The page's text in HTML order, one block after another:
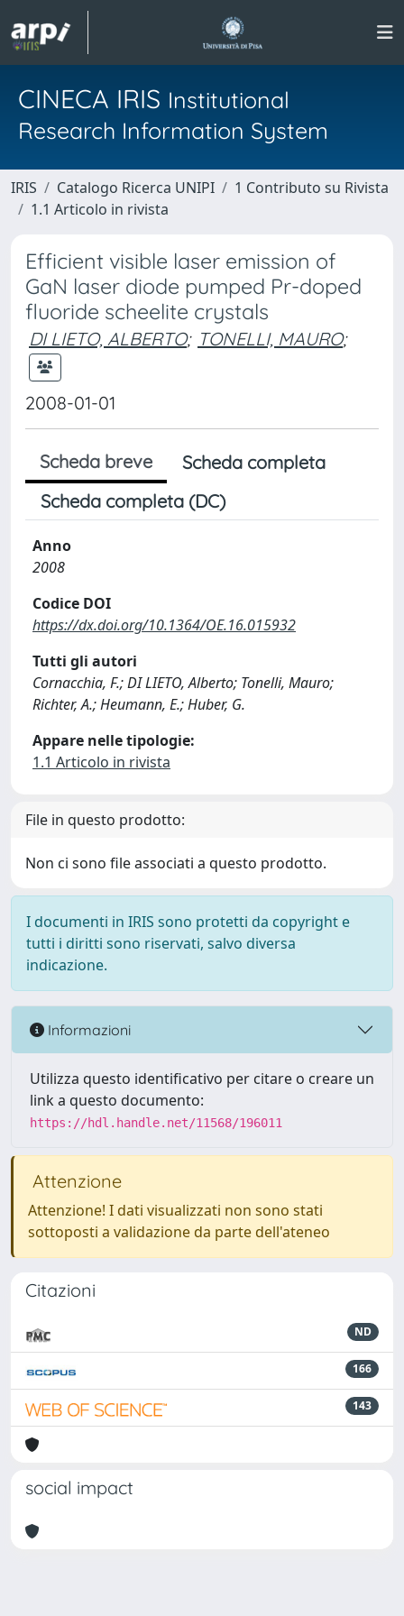
CINECA IRIS Institutional
Research Information System
IRIS Catalogo Ricerca UNIPI
1 Contributo su Rivista
1.1 Articolo in rivista
Efficient visible laser emission of
GaN laser diode pumped Pr-doped
fluoride scheelite crystals
DI LIETO, ALBERTO; TONELLI, MAURO;
2008-01-01
Scheda breve
Scheda completa
Scheda completa (DC)
Anno
2008
Codice DOI
https://dx.doi.org/10.1364/OE.16.015932
Tutti gli autori
Cornacchia, F.; DI LIETO, Alberto; Tonelli, Mauro;
Richter, A.; Heumann, E.; Huber, G.
Appare nelle tipologie:
1.1 Articolo in rivista
File in questo prodotto:
Non ci sono file associati a questo prodotto.
I documenti in IRIS sono protetti da copyright e
tutti i diritti sono riservati, salvo diversa
indicazione.
Informazioni
Utilizza questo identificativo per citare o creare un
link a questo documento:
https://hdl.handle.net/11568/196011
Attenzione
Attenzione! I dati visualizzati non sono stati
sottoposti a validazione da parte dell'ateneo
Citazioni
ND
166
143
social impact